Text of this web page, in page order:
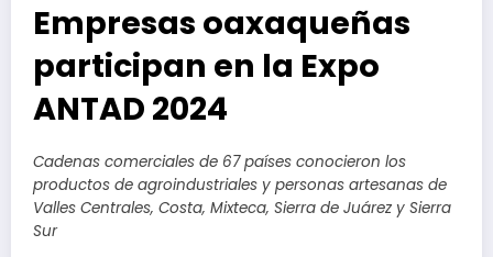
Empresas oaxaqueñas
participan en la Expo
ANTAD 2024
Cadenas comerciales de 67 países conocieron los
productos de agroindustriales y personas artesanas de
Valles Centrales, Costa, Mixteca, Sierra de Juárez y Sierra
Sur